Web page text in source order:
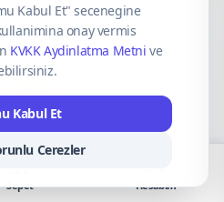
Mastercard
Kabul Et" secenegine
onay vermis
KVKK Aydinlatma Metni ve
Kabul Et
Cerezler
Sepet Hesabım